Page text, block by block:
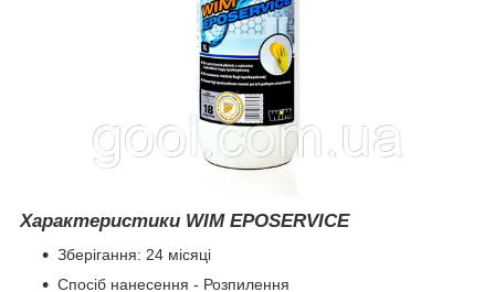
Характеристики WIM EPOSERVICE
Зберігання: 24 місяці
Спосіб нанесення - Розпилення